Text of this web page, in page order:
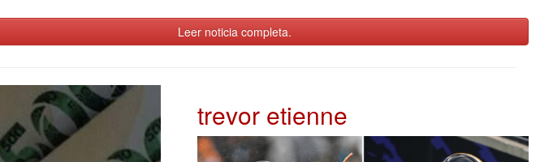
Leer noticia completa.
trevor etienne